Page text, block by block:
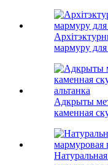
мармуру для
Адкрыты
каменная
Натуральная